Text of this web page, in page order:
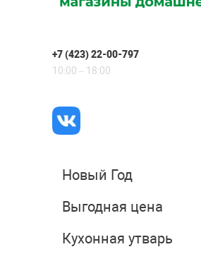
+7 (423) 22-00-797
10:00 – 18:00
Новый Год
Выгодная цена
Кухонная утварь